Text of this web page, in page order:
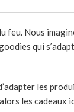
feu. Nous
qui
les
les cadeaux